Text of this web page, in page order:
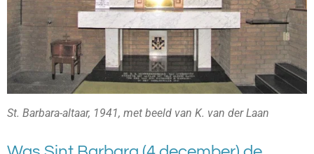
St. Barbara-altaar, 1941, met beeld van K. van der Laan